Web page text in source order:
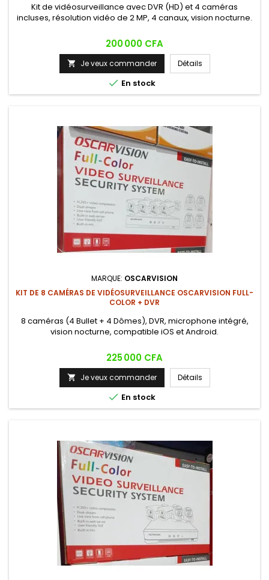
Kit de vidéosurveillance avec DVR (HD) et 4 caméras
incluses, résolution vidéo de 2 MP, 4 canaux, vision nocturne.
Prix
200 000 CFA
 Je veux commander Détails
 En stock
MARQUE: OSCARVISION
KIT DE 8 CAMÉRAS DE VIDÉOSURVEILLANCE OSCARVISION FULL-
COLOR + DVR
8 caméras (4 Bullet + 4 Dômes), DVR, microphone intégré,
vision nocturne, compatible iOS et Android.
Prix
225 000 CFA
 Je veux commander Détails
 En stock